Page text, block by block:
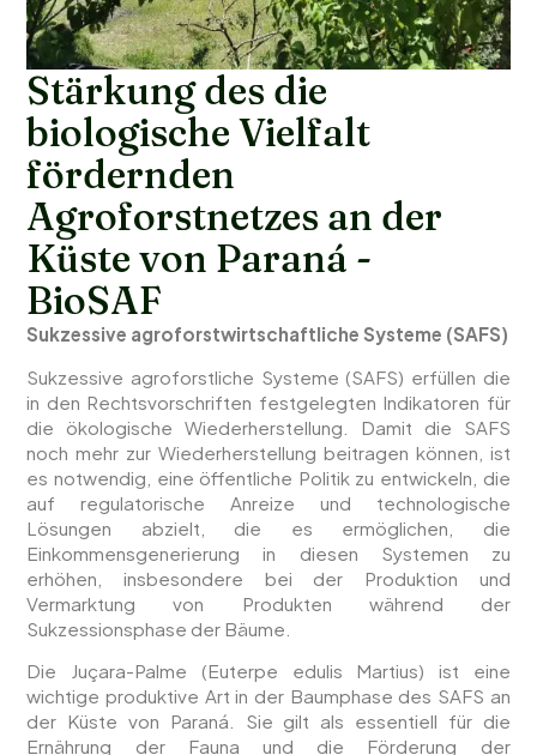
Stärkung des die
biologische Vielfalt
fördernden
Agroforstnetzes an der
Küste von Paraná -
BioSAF
Sukzessive agroforstwirtschaftliche Systeme (SAFS)
Sukzessive agroforstliche Systeme (SAFS) erfüllen die
in den Rechtsvorschriften festgelegten Indikatoren für
die ökologische Wiederherstellung. Damit die SAFS
noch mehr zur Wiederherstellung beitragen können, ist
es notwendig, eine öffentliche Politik zu entwickeln, die
auf regulatorische Anreize und technologische
Lösungen abzielt, die es ermöglichen, die
Einkommensgenerierung in diesen Systemen zu
erhöhen, insbesondere bei der Produktion und
Vermarktung von Produkten während der
Sukzessionsphase der Bäume.
Die Juçara-Palme (Euterpe edulis Martius) ist eine
wichtige produktive Art in der Baumphase des SAFS an
der Küste von Paraná. Sie gilt als essentiell für die
Ernährung der Fauna und die Förderung der